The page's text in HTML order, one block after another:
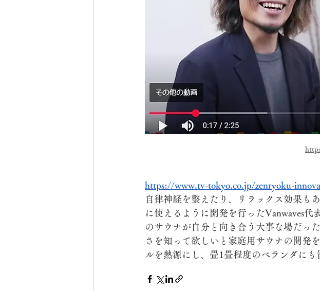
https://www.tv-tokyo.co.jp/zenryoku-
自律神経を整えたり、リラックス効果も
に使えるように開発を行ったVanwaves
のサウナが自分と向き合う大事な場だっ
さを知って欲しいと家庭用サウナの開発
ルを熱源にし、畳1畳程度のベランダに